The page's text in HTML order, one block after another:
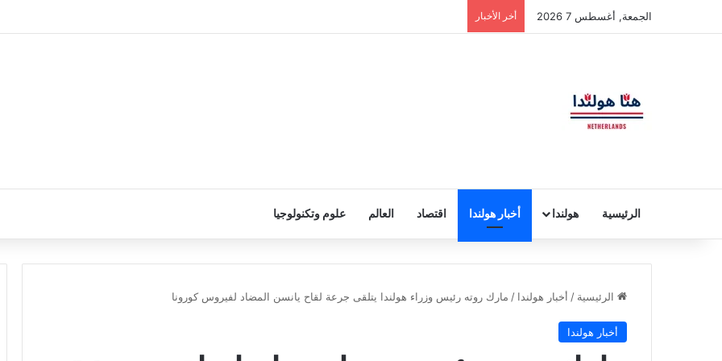
الجمعة, أغسطس 7 2026 أخر الأخبار
الرئيسية هولندا أخبار هولندا اقتصاد العالم علوم وتكنولوجيا
الرئيسية / أخبار هولندا / مارك روته رئيس وزراء هولندا يتلقى جرعة لقاح يانسن المضاد لفيروس كورونا
أخبار هولندا